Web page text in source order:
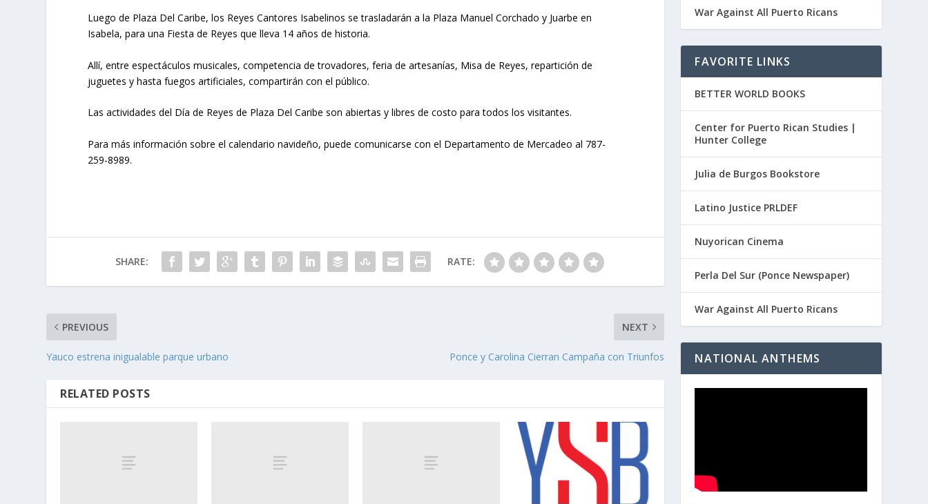
Luego de Plaza Del Caribe, los Reyes Cantores Isabelinos se trasladarán a la Plaza Manuel Corchado y Juarbe en
Isabela, para una Fiesta de Reyes que lleva 14 años de historia.
Allí, entre espectáculos musicales, competencia de trovadores, feria de artesanías, Misa de Reyes, repartición de
juguetes y hasta fuegos artificiales, compartirán con el público.
Las actividades del Día de Reyes de Plaza Del Caribe son abiertas y libres de costo para todos los visitantes.
Para más información sobre el calendario navideño, puede comunicarse con el Departamento de Mercadeo al 787-
259-8989.
SHARE: RATE:
PREVIOUS
Yauco estrena inigualable parque urbano
NEXT
Ponce y Carolina Cierran Campaña con Triunfos
RELATED POSTS
War Against All Puerto Ricans
FAVORITE LINKS
BETTER WORLD BOOKS
Center for Puerto Rican Studies |
Hunter College
Julia de Burgos Bookstore
Latino Justice PRLDEF
Nuyorican Cinema
Perla Del Sur (Ponce Newspaper)
War Against All Puerto Ricans
NATIONAL ANTHEMS